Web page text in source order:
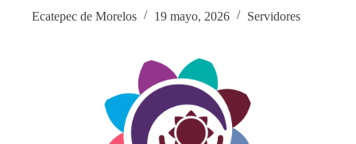
Ecatepec de Morelos 19 mayo, 2026 Servidores